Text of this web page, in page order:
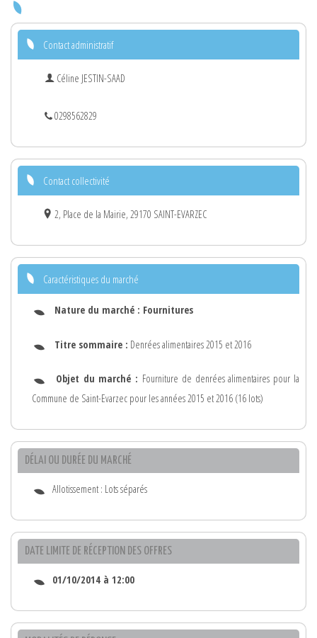
Contact administratif
Céline JESTIN-SAAD
0298562829
Contact collectivité
2, Place de la Mairie, 29170 SAINT-EVARZEC
Caractéristiques du marché
Nature du marché : Fournitures
Titre sommaire : Denrées alimentaires 2015 et 2016
Objet du marché : Fourniture de denrées alimentaires pour la
Commune de Saint-Evarzec pour les années 2015 et 2016 (16 lots)
DÉLAI OU DURÉE DU MARCHÉ
Allotissement : Lots séparés
DATE LIMITE DE RÉCEPTION DES OFFRES
01/10/2014 à 12:00